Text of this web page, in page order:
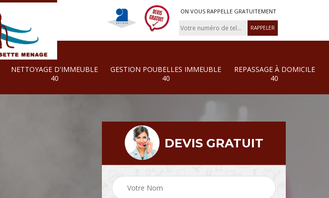
ON VOUS RAPPELLE GRATUITEMENT
NETTOYAGE D'IMMEUBLE
40
GESTION POUBELLES IMMEUBLE
40
REPASSAGE À DOMICILE
40
DEVIS GRATUIT